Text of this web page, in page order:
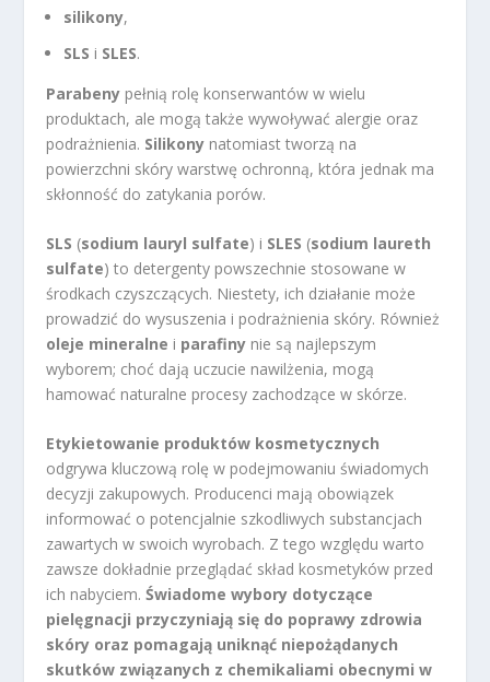
silikony,
SLS i SLES.
Parabeny pełnią rolę konserwantów w wielu
produktach, ale mogą także wywoływać alergie oraz
podrażnienia. Silikony natomiast tworzą na
powierzchni skóry warstwę ochronną, która jednak ma
skłonność do zatykania porów.
SLS (sodium lauryl sulfate) i SLES (sodium laureth
sulfate) to detergenty powszechnie stosowane w
środkach czyszczących. Niestety, ich działanie może
prowadzić do wysuszenia i podrażnienia skóry. Również
oleje mineralne i parafiny nie są najlepszym
wyborem; choć dają uczucie nawilżenia, mogą
hamować naturalne procesy zachodzące w skórze.
Etykietowanie produktów kosmetycznych
odgrywa kluczową rolę w podejmowaniu świadomych
decyzji zakupowych. Producenci mają obowiązek
informować o potencjalnie szkodliwych substancjach
zawartych w swoich wyrobach. Z tego względu warto
zawsze dokładnie przeglądać skład kosmetyków przed
ich nabyciem.Świadome wybory dotyczące
pielęgnacji przyczyniają się do poprawy zdrowia
skóry oraz pomagają uniknąć niepożądanych
skutków związanych z chemikaliami obecnymi w